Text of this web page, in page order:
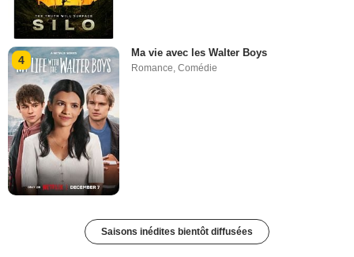
4
Ma vie avec les Walter Boys
Romance,Comédie
Saisons inédites bientôt diffusées